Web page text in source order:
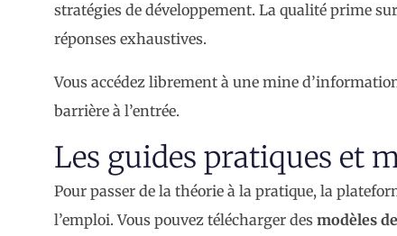
stratégies de développement. La qualité prime
réponses exhaustives.
Vous accédez librement à une mine
barrière à l’entrée.
Les guides pratiques et
Pour passer de la théorie à la pratique, la
l’emploi. Vous pouvez télécharger des modèles